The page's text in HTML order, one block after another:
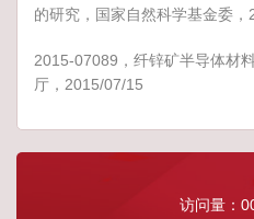
的研究，国家自然科学基金委，
2015-07089，纤锌矿半导体材
厅，2015/07/15
访问量：